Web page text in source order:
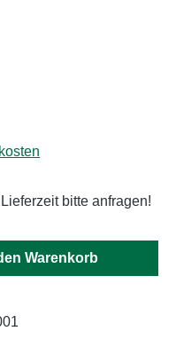
bitte anfragen!
gewünschten
Warenkorb